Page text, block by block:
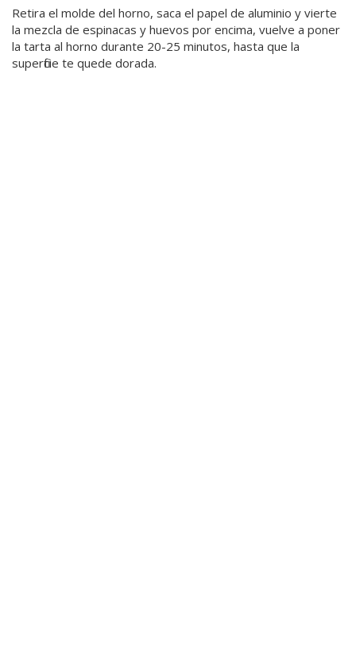
Retira el molde del horno, saca el papel de aluminio y vierte
la mezcla de espinacas y huevos por encima, vuelve a poner
la tarta al horno durante 20-25 minutos, hasta que la
superficie te quede dorada.